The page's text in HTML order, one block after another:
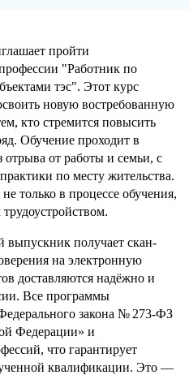
пройти
"Работник по
тэс". Этот курс
новую востребованную
кто стремится повысить
Обучение проходит в
от работы и семьи, с
по месту жительства.
только в процессе обучения,
получает скан-
на электронную
доставляются надёжно и
Все программы
закона № 273-ФЗ
Федерации» и
что гарантирует
квалификации. Это —